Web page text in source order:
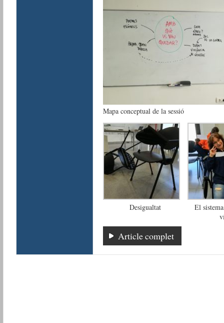
Mapa conceptual de la sessió
Desigualtat
El
Article complet